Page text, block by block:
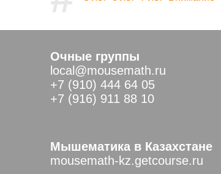
Очные группы
local@mousemath.ru
+7 (910) 444 64 05
+7 (916) 911 88 10
Мышематика в Казахстане
mousemath-kz.getcourse.ru